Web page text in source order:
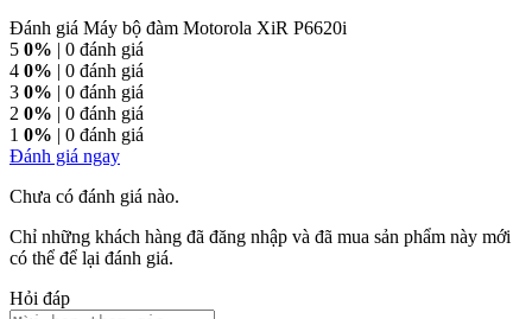
Đánh giá Máy bộ đàm Motorola XiR P6620i
5 0% | 0 đánh giá
4 0% | 0 đánh giá
3 0% | 0 đánh giá
2 0% | 0 đánh giá
1 0% | 0 đánh giá
Đánh giá ngay
Chưa có đánh giá nào.
Chỉ những khách hàng đã đăng nhập và đã mua sản phẩm này mới
có thể để lại đánh giá.
Hỏi đáp